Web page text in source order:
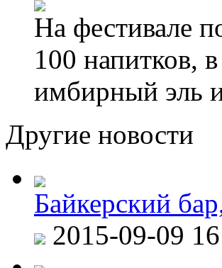
На фестивале
100 напитков,
имбирный эль
Другие новости
Байкерский
2015-09-09